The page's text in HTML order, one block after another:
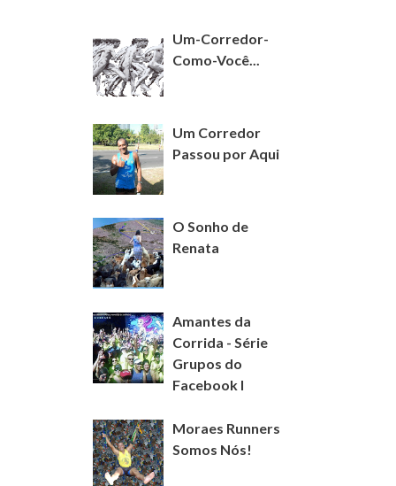
Um-Corredor-
Como-Você...
Um Corredor
Passou por Aqui
O Sonho de
Renata
Amantes da
Corrida - Série
Grupos do
Facebook I
Moraes Runners
Somos Nós!